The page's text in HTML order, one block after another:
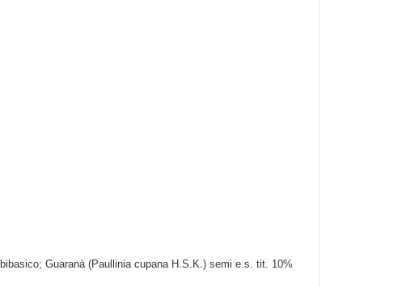
Guaranà (Paullinia cupana H.S.K.) semi e.s. tit. 10%